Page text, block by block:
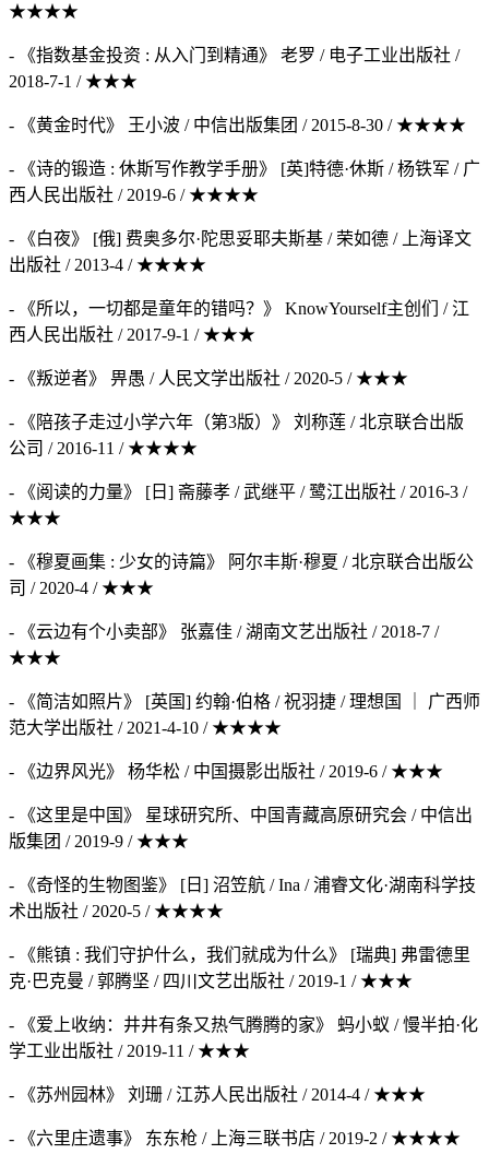
★★★★
- 《指数基金投资 : 从入门到精通》 老罗 / 电子工业出版社 /
2018-7-1 / ★★★
- 《黄金时代》 王小波 / 中信出版集团 / 2015-8-30 / ★★★★
- 《诗的锻造 : 休斯写作教学手册》 [英]特德·休斯 / 杨铁军 / 广
西人民出版社 / 2019-6 / ★★★★
- 《白夜》 [俄] 费奥多尔·陀思妥耶夫斯基 / 荣如德 / 上海译文
出版社 / 2013-4 / ★★★★
- 《所以，一切都是童年的错吗？》 KnowYourself主创们 / 江
西人民出版社 / 2017-9-1 / ★★★
- 《叛逆者》 畀愚 / 人民文学出版社 / 2020-5 / ★★★
- 《陪孩子走过小学六年（第3版）》 刘称莲 / 北京联合出版
公司 / 2016-11 / ★★★★
- 《阅读的力量》 [日] 斋藤孝 / 武继平 / 鹭江出版社 / 2016-3 /
★★★
- 《穆夏画集 : 少女的诗篇》 阿尔丰斯·穆夏 / 北京联合出版公
司 / 2020-4 / ★★★
- 《云边有个小卖部》 张嘉佳 / 湖南文艺出版社 / 2018-7 /
★★★
- 《简洁如照片》 [英国] 约翰·伯格 / 祝羽捷 / 理想国 ｜ 广西师
范大学出版社 / 2021-4-10 / ★★★★
- 《边界风光》 杨华松 / 中国摄影出版社 / 2019-6 / ★★★
- 《这里是中国》 星球研究所、中国青藏高原研究会 / 中信出
版集团 / 2019-9 / ★★★
- 《奇怪的生物图鉴》 [日] 沼笠航 / Ina / 浦睿文化·湖南科学技
术出版社 / 2020-5 / ★★★★
- 《熊镇 : 我们守护什么，我们就成为什么》 [瑞典] 弗雷德里
克·巴克曼 / 郭腾坚 / 四川文艺出版社 / 2019-1 / ★★★
- 《爱上收纳：井井有条又热气腾腾的家》 蚂小蚁 / 慢半拍·化
学工业出版社 / 2019-11 / ★★★
- 《苏州园林》 刘珊 / 江苏人民出版社 / 2014-4 / ★★★
- 《六里庄遗事》 东东枪 / 上海三联书店 / 2019-2 / ★★★★